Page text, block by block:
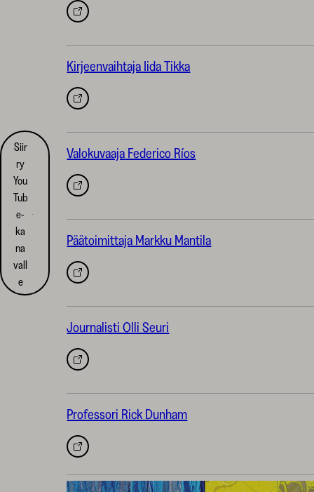
Siir
ry
You
Tub
e-
ka
na
vall
e
Avautuu
uuteen
Kirjeenvaihtaja Iida Tikka
Avautuu
uuteen
Valokuvaaja Federico Ríos
Avautuu
uuteen
Päätoimittaja Markku Mantila
Avautuu
uuteen
Journalisti Olli Seuri
Avautuu
uuteen
Professori Rick Dunham
Avautuu
uuteen
välilehteen